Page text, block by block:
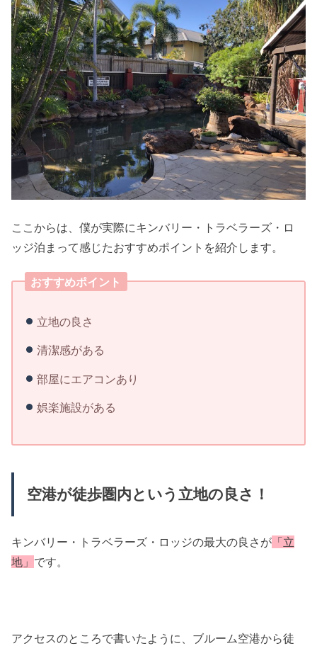
ここからは、僕が実際にキンバリー・トラベラーズ・ロ
ッジ泊まって感じたおすすめポイントを紹介します。
おすすめポイント
立地の良さ
清潔感がある
部屋にエアコンあり
娯楽施設がある
空港が徒歩圏内という立地の良さ！
キンバリー・トラベラーズ・ロッジの最大の良さが 「立
地」 です。
アクセスのところで書いたように、ブルーム空港から徒